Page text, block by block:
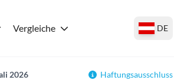
Vergleiche DE
2026 Haftungsausschluss